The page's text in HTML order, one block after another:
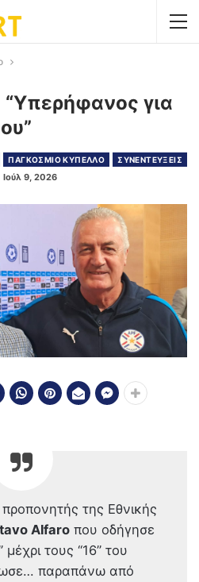
για
ΠΑΓΚΟΣΜΙΟ ΚΥΠΕΛΛΟ ΣΥΝΕΝΤΕΥΞΕΙΣ
Ιούλ 9, 2026
της Εθνικής
Alfaroπου οδήγησε
μέχρι τους “16” του
παραπάνω από